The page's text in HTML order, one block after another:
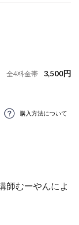
全4料金帯 3,500円
購入方法について
師むーやんによ